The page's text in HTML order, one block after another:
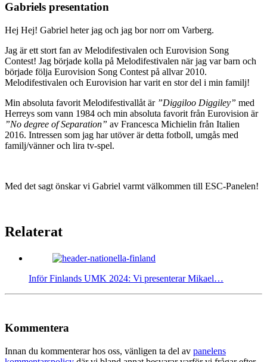
Gabriels presentation
Hej Hej! Gabriel heter jag och jag bor norr om Varberg.
Jag är ett stort fan av Melodifestivalen och Eurovision Song
Contest! Jag började kolla på Melodifestivalen när jag var barn och
började följa Eurovision Song Contest på allvar 2010.
Melodifestivalen och Eurovision har varit en stor del i min familj!
Min absoluta favorit Melodifestivallåt är ”Diggiloo Diggiley” med
Herreys som vann 1984 och min absoluta favorit från Eurovision är
”No degree of Separation” av Francesca Michielin från Italien
2016. Intressen som jag har utöver är detta fotboll, umgås med
familj/vänner och lira tv-spel.
Med det sagt önskar vi Gabriel varmt välkommen till ESC-Panelen!
Relaterat
Inför Finlands UMK 2024: Vi presenterar Mikael…
Kommentera
Innan du kommenterar hos oss, vänligen ta del av panelens